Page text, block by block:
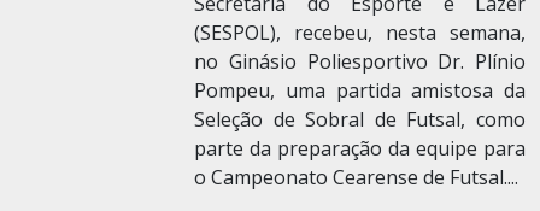
(SESPOL), recebeu, nesta semana,
no Ginásio Poliesportivo Dr. Plínio
Pompeu, uma partida amistosa da
Seleção de Sobral de Futsal, como
parte da preparação da equipe para
o Campeonato Cearense de Futsal....